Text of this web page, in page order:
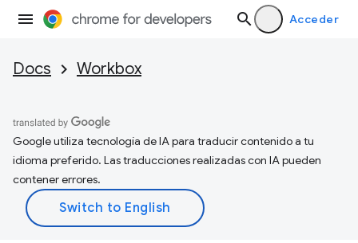
Acceder
Docs Workbox
Google utiliza tecnología de IA para traducir contenido a tu
idioma preferido. Las traducciones realizadas con IA pueden
contener errores.